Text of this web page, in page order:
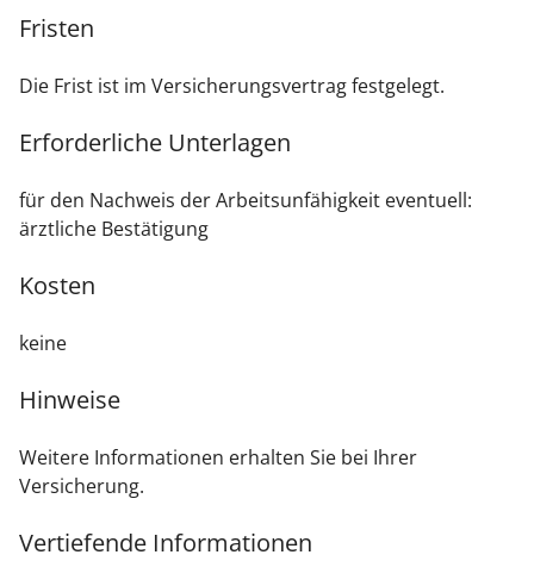
Fristen
Die Frist ist im Versicherungsvertrag festgelegt.
Erforderliche Unterlagen
für den Nachweis der Arbeitsunfähigkeit eventuell:
ärztliche Bestätigung
Kosten
keine
Hinweise
Weitere Informationen erhalten Sie bei Ihrer
Versicherung.
Vertiefende Informationen